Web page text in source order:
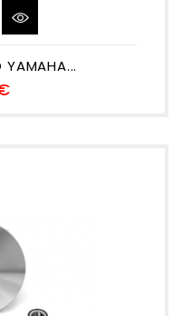
YAMAHA...
Precio